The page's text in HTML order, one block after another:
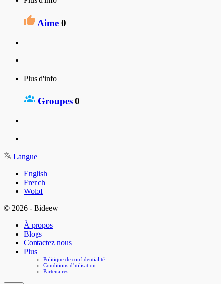
Aime 0
Plus d'info
Groupes 0
Langue
English
French
Wolof
© 2026 - Bideew
À propos
Blogs
Contactez nous
Plus
Politique de confidentialité
Conditions d'utilisation
Partenaires